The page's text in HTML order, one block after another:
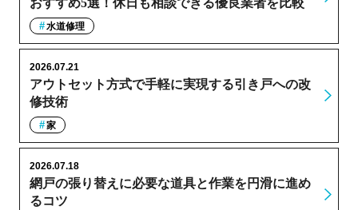
水道修理
アウトセット方式で手軽に実現する引き戸への改
修技術
2026.07.21
家
網戸の張り替えに必要な道具と作業を円滑に進め
るコツ
2026.07.18